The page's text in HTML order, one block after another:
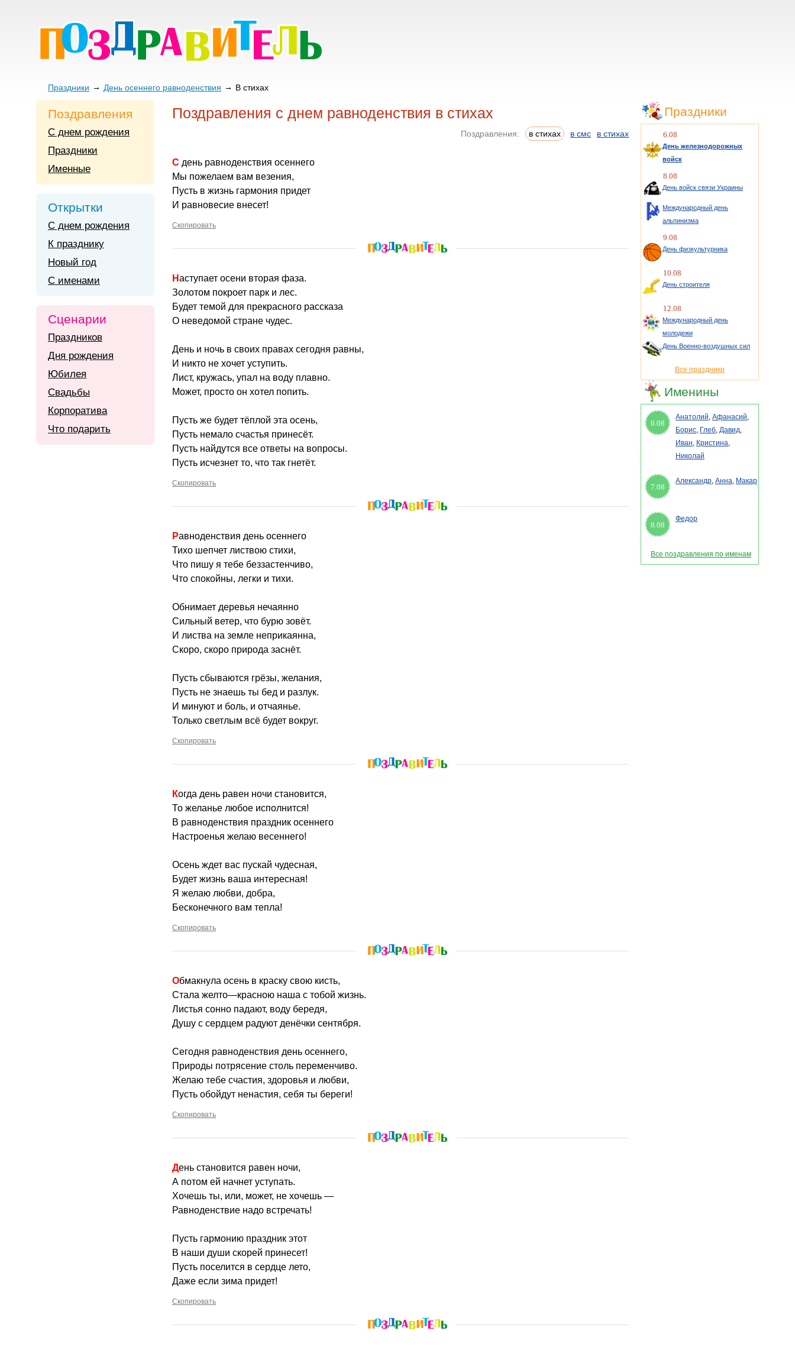
Праздники День осеннего равноденствия В стихах
Поздравления с днем равноденствия в стихах
Поздравления: в стихах в смс в стихах
С день равноденствия осеннего
Мы пожелаем вам везения,
Пусть в жизнь гармония придет
И равновесие внесет!
Скопировать
Наступает осени вторая фаза.
Золотом покроет парк и лес.
Будет темой для прекрасного рассказа
О неведомой стране чудес.
День и ночь в своих правах сегодня равны,
И никто не хочет уступить.
Лист, кружась, упал на воду плавно.
Может, просто он хотел попить.
Пусть же будет тёплой эта осень,
Пусть немало счастья принесёт.
Пусть найдутся все ответы на вопросы.
Пусть исчезнет то, что так гнетёт.
Скопировать
Равноденствия день осеннего
Тихо шепчет листвою стихи,
Что пишу я тебе беззастенчиво,
Что спокойны, легки и тихи.
Обнимает деревья нечаянно
Сильный ветер, что бурю зовёт.
И листва на земле неприкаянна,
Скоро, скоро природа заснёт.
Пусть сбываются грёзы, желания,
Пусть не знаешь ты бед и разлук.
И минуют и боль, и отчаянье.
Только светлым всё будет вокруг.
Скопировать
Когда день равен ночи становится,
То желанье любое исполнится!
В равноденствия праздник осеннего
Настроенья желаю весеннего!
Осень ждет вас пускай чудесная,
Будет жизнь ваша интересная!
Я желаю любви, добра,
Бесконечного вам тепла!
Скопировать
Обмакнула осень в краску свою кисть,
Стала желто—красною наша с тобой жизнь.
Листья сонно падают, воду бередя,
Душу с сердцем радуют денёчки сентября.
Сегодня равноденствия день осеннего,
Природы потрясение столь переменчиво.
Желаю тебе счастия, здоровья и любви,
Пусть обойдут ненастия, себя ты береги!
Скопировать
День становится равен ночи,
А потом ей начнет уступать.
Хочешь ты, или, может, не хочешь —
Равноденствие надо встречать!
Пусть гармонию праздник этот
В наши души скорей принесет!
Пусть поселится в сердце лето,
Даже если зима придет!
Скопировать
Поздравления
С днем рождения
Праздники
Именные
Открытки
С днем рождения
К празднику
Новый год
С именами
Сценарии
Праздников
Дня рождения
Юбилея
Свадьбы
Корпоратива
Что подарить
Праздники
6.08
День железнодорожных
войск
8.08
День войск связи Украины
Международный день
альпинизма
9.08
День физкультурника
10.08
День строителя
12.08
Международный день
молодежи
День Военно-воздушных сил
Все праздники
Именины
6.08
Анатолий, Афанасий,
Борис, Глеб, Давид,
Иван, Кристина,
Николай
7.08
Александр, Анна, Макар
8.08
Федор
Все поздравления по именам